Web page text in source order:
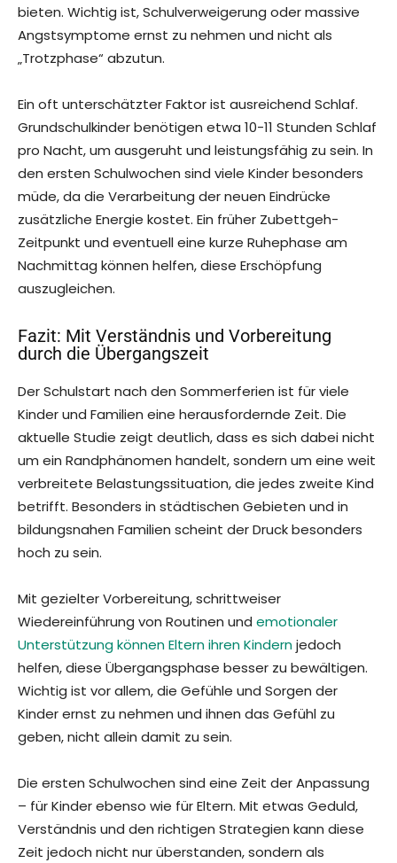
bieten. Wichtig ist, Schulverweigerung oder massive
Angstsymptome ernst zu nehmen und nicht als
„Trotzphase“ abzutun.
Ein oft unterschätzter Faktor ist ausreichend Schlaf.
Grundschulkinder benötigen etwa 10-11 Stunden Schlaf
pro Nacht, um ausgeruht und leistungsfähig zu sein. In
den ersten Schulwochen sind viele Kinder besonders
müde, da die Verarbeitung der neuen Eindrücke
zusätzliche Energie kostet. Ein früher Zubettgeh-
Zeitpunkt und eventuell eine kurze Ruhephase am
Nachmittag können helfen, diese Erschöpfung
auszugleichen.
Fazit: Mit Verständnis und Vorbereitung
durch die Übergangszeit
Der Schulstart nach den Sommerferien ist für viele
Kinder und Familien eine herausfordernde Zeit. Die
aktuelle Studie zeigt deutlich, dass es sich dabei nicht
um ein Randphänomen handelt, sondern um eine weit
verbreitete Belastungssituation, die jedes zweite Kind
betrifft. Besonders in städtischen Gebieten und in
bildungsnahen Familien scheint der Druck besonders
hoch zu sein.
Mit gezielter Vorbereitung, schrittweiser
Wiedereinführung von Routinen und emotionaler
Unterstützung können Eltern ihren Kindernjedoch
helfen, diese Übergangsphase besser zu bewältigen.
Wichtig ist vor allem, die Gefühle und Sorgen der
Kinder ernst zu nehmen und ihnen das Gefühl zu
geben, nicht allein damit zu sein.
Die ersten Schulwochen sind eine Zeit der Anpassung
– für Kinder ebenso wie für Eltern. Mit etwas Geduld,
Verständnis und den richtigen Strategien kann diese
Zeit jedoch nicht nur überstanden, sondern als